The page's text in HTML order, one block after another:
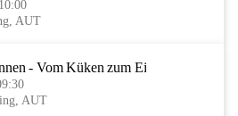
AUT
- Vom Küken zum Ei
AUT